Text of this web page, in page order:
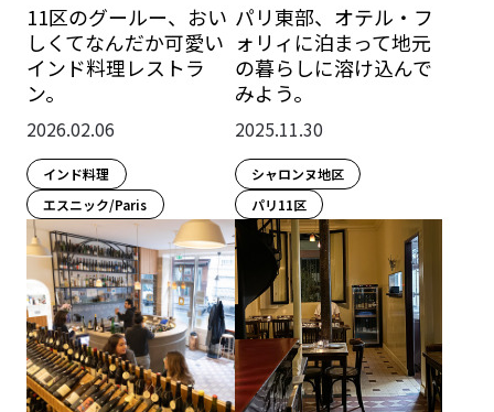
11区のグールー、おい
しくてなんだか可愛い
インド料理レストラ
ン。
2026.02.06
インド料理
エスニック/Paris
パリ東部、オテル・フ
ォリィに泊まって地元
の暮らしに溶け込んで
みよう。
2025.11.30
シャロンヌ地区
パリ11区